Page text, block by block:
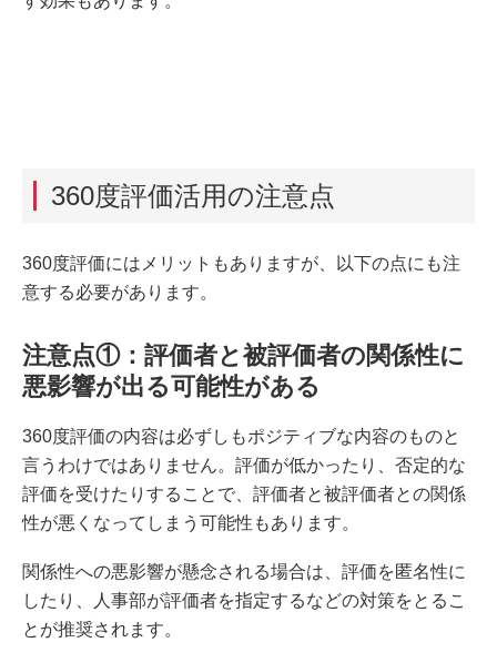
360度評価活用の注意点
360度評価にはメリットもありますが、以下の点にも注
意する必要があります。
注意点①：評価者と被評価者の関係性に
悪影響が出る可能性がある
360度評価の内容は必ずしもポジティブな内容のものと
言うわけではありません。評価が低かったり、否定的な
評価を受けたりすることで、評価者と被評価者との関係
性が悪くなってしまう可能性もあります。
関係性への悪影響が懸念される場合は、評価を匿名性に
したり、人事部が評価者を指定するなどの対策をとるこ
とが推奨されます。